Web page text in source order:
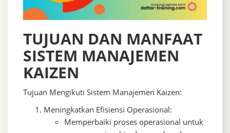
TUJUAN DAN MANFAAT
SISTEM MANAJEMEN
KAIZEN
Tujuan Mengikuti Sistem Manajemen Kaizen:
Meningkatkan Efisiensi Operasional:
Memperbaiki proses operasional untuk